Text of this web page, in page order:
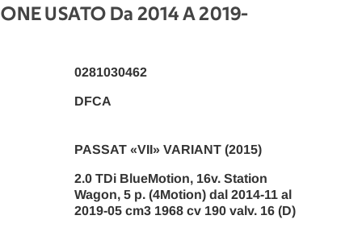
USATO Da 2014 A 2019-
PASSAT «VII» VARIANT (2015)
2.0 TDi BlueMotion, 16v. Station
Wagon, 5 p. (4Motion) dal 2014-11 al
2019-05 cm3 1968 cv 190 valv. 16 (D)
0281030462
DFCA